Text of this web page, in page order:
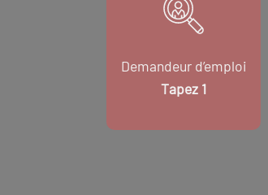
Demandeur d’emploi
Tapez 1